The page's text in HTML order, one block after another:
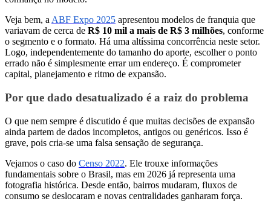
Veja bem, aABF Expo 2025 apresentou modelos de franquia que
variavam de cerca de R$ 10 mil a mais de R$ 3 milhões, conforme
o segmento e o formato. Há uma altíssima concorrência neste setor.
Logo, independentemente do tamanho do aporte, escolher o ponto
errado não é simplesmente errar um endereço. É comprometer
capital, planejamento e ritmo de expansão.
Por que dado desatualizado é a raiz do problema
O que nem sempre é discutido é que muitas decisões de expansão
ainda partem de dados incompletos, antigos ou genéricos. Isso é
grave, pois cria-se uma falsa sensação de segurança.
Vejamos o caso do Censo 2022. Ele trouxe informações
fundamentais sobre o Brasil, mas em 2026 já representa uma
fotografia histórica. Desde então, bairros mudaram, fluxos de
consumo se deslocaram e novas centralidades ganharam força.